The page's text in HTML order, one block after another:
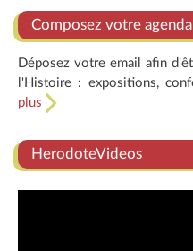
Composez votre
Déposez votre email afin
l'Histoire : expositions,
plus
HerodoteVideos